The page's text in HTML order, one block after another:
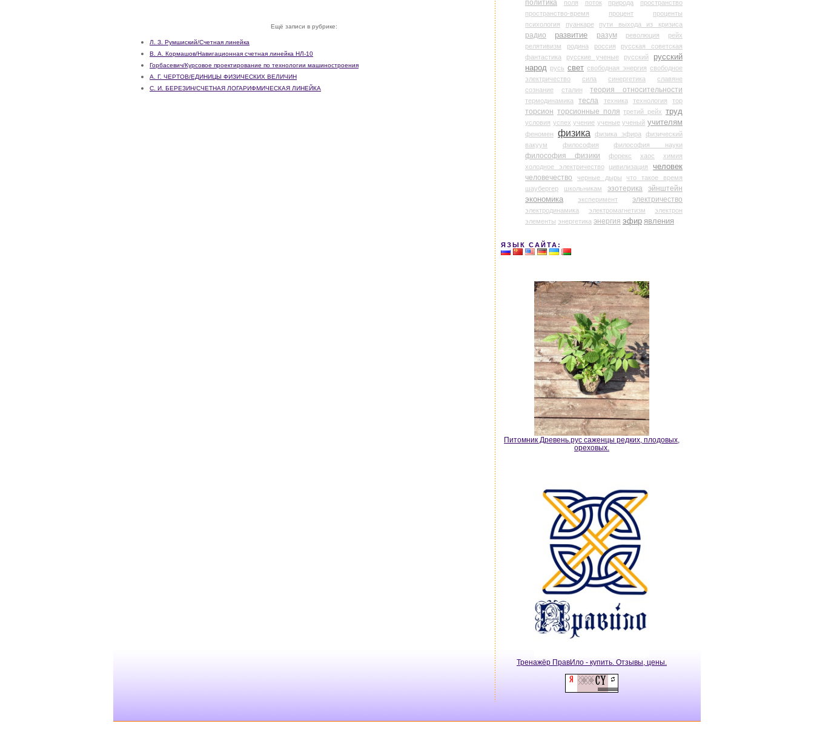
Ещё записи в рубрике:
Л. З. Румшиский/Счетная линейка
В. А. Кормашов/Навигационная счетная линейка НЛ-10
Горбасевич/Курсовое проектирование по технологии машиностроения
А. Г. ЧЕРТОВ/ЕДИНИЦЫ ФИЗИЧЕСКИХ ВЕЛИЧИН
С. И. БЕРЕЗИН/СЧЕТНАЯ ЛОГАРИФМИЧЕСКАЯ ЛИНЕЙКА
политика
поля поток природа
пространство
пространство-время
процент
проценты
психология
пуанкаре пути выхода из кризиса
радио развитие разум революция
рейх
релятивизм
родина россия
русская советская
фантастика
русские ученые русский
русский
народ русь свет свободная энергия свободное
электричество
сила синергетика
славяне
сознание
сталин теория относительности
термодинамика тесла техника технология тор
торсион торсионные поля третий рейх труд
условия успех учение ученые ученый учителям
феномен физика физика эфира
физический
вакуум
философия философия науки
философия физики форекс хаос
химия
холодное электричество
цивилизация человек
человечество черные дыры
что такое время
шаубергер
школьникам эзотерика
эйнштейн
экономика
эксперимент электричество
электродинамика электромагнетизм
электрон
элементы энергетика энергия эфир явления
ЯЗЫК САЙТА:
Питомник Древень.рус саженцы редких, плодовых,
ореховых.
Тренажёр ПравИло - купить. Отзывы, цены.